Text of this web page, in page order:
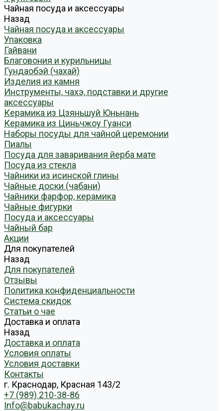
Чайная посуда и аксессуары
Назад
Чайная посуда и аксессуары
Упаковка
Гайвани
Благовония и курильницы
Гундаобэй (чахай)
Изделия из камня
Инструменты, чахэ, подставки и другие
аксессуары
Керамика из Цзяньшуй Юньнань
Керамика из Циньчжоу Гуанси
Наборы посуды для чайной церемонии
Пиалы
Посуда для заваривания йерба мате
Посуда из стекла
Чайники из исинской глины
Чайные доски (чабани)
Чайники фарфор, керамика
Чайные фигурки
Посуда и аксессуары
Чайный бар
Акции
Для покупателей
Назад
Для покупателей
Отзывы
Политика конфиденциальности
Система скидок
Статьи о чае
Доставка и оплата
Назад
Доставка и оплата
Условия оплаты
Условия доставки
Контакты
г. Краснодар, Красная 143/2
+7 (989) 210-38-86
Info@babukachay.ru